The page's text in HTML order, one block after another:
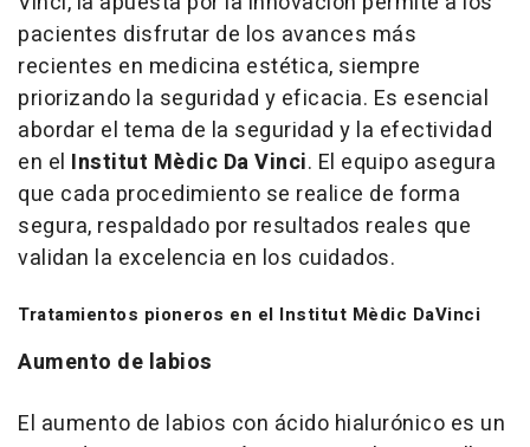
pacientes disfrutar de los avances más
recientes en medicina estética, siempre
priorizando la seguridad y eficacia. Es esencial
abordar el tema de la seguridad y la efectividad
en el Institut Mèdic Da Vinci. El equipo asegura
que cada procedimiento se realice de forma
segura, respaldado por resultados reales que
validan la excelencia en los cuidados.
Tratamientos pioneros en el Institut Mèdic DaVinci
Aumento de labios
El aumento de labios con ácido hialurónico es un